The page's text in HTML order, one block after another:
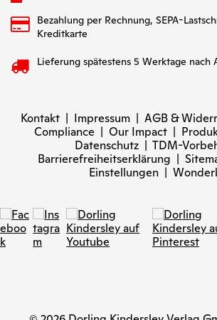
Bezahlung per Rechnung, SEPA-
Kreditkarte
Lieferung spätestens 5 Werktage nach
Kontakt | Impressum | AGB &
Compliance | Our Impact |
Datenschutz | TDM-
Barrierefreiheitserklärung |
Einstellungen|